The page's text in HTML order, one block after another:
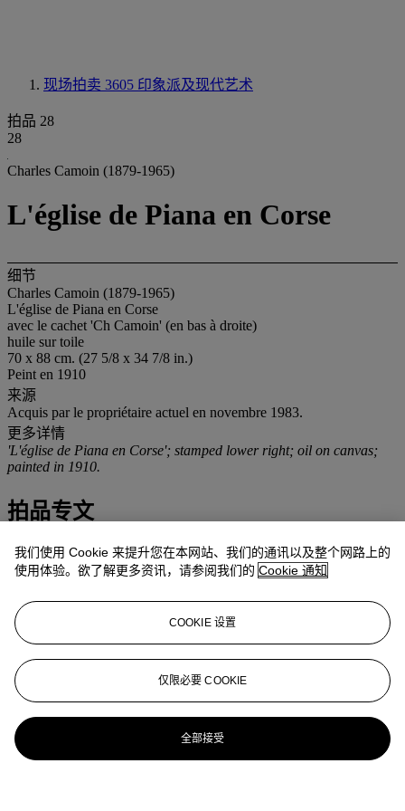
现场拍卖 3605 印象派及现代艺术
拍品 28
28
Charles Camoin (1879-1965)
L'église de Piana en Corse
细节
Charles Camoin (1879-1965)
L'église de Piana en Corse
avec le cachet 'Ch Camoin' (en bas à droite)
huile sur toile
70 x 88 cm. (27 5/8 x 34 7/8 in.)
Peint en 1910
来源
Acquis par le propriétaire actuel en novembre 1983.
更多详情
'L'église de Piana en Corse'; stamped lower right; oil on canvas;
painted in 1910.
拍品专文
Cette oeuvre sera incluse au catalogue raisonné de l'oeuvre de
Charles Camoin actuellement en préparation par les Archives
更多来自 印象派及现代艺术
查看全部
查看全部
我们使用 Cookie 来提升您在本网站、我们的通讯以及整个网路上的
使用体验。欲了解更多资讯，请参阅我们的 Cookie 通知
COOKIE 设置
仅限必要 COOKIE
全部接受